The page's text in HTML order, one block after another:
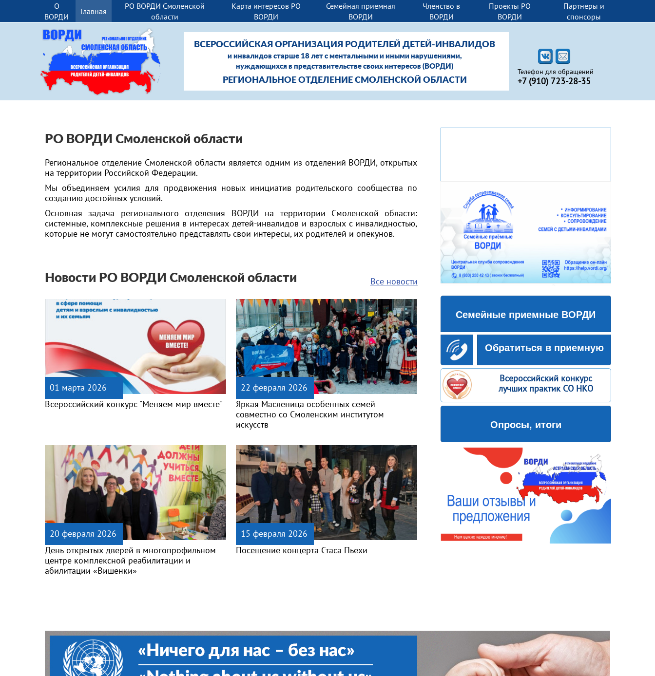
О
ВОРДИ
Главная
РО ВОРДИ Смоленской
области
Карта интересов РО
ВОРДИ
Семейная приемная
ВОРДИ
Членство в
ВОРДИ
Проекты РО
ВОРДИ
Партнеры и
спонсоры
Телефон для обращений
+7 (910) 723-28-35
ВСЕРОССИЙСКАЯ ОРГАНИЗАЦИЯ РОДИТЕЛЕЙ ДЕТЕЙ-ИНВАЛИДОВ
и инвалидов старше 18 лет с ментальными и иными нарушениями,
нуждающихся в представительстве своих интересов (ВОРДИ)
РЕГИОНАЛЬНОЕ ОТДЕЛЕНИЕ СМОЛЕНСКОЙ ОБЛАСТИ
Новости РО ВОРДИ Смоленской области
Всероссийский конкурс
лучших практик СО НКО
Опросы, итоги
РО ВОРДИ Смоленской области
Региональное отделение Смоленской области является одним из отделений ВОРДИ, открытых
на территории Российской Федерации.
Мы объединяем усилия для продвижения новых инициатив родительского сообщества по
созданию достойных условий.
Основная задача регионального отделения ВОРДИ на территории Смоленской области:
системные, комплексные решения в интересах детей-инвалидов и взрослых с инвалидностью,
которые не могут самостоятельно представлять свои интересы, их родителей и опекунов.
Все новости
Семейные приемные ВОРДИ
Обратиться в приемную
01 марта 2026
Всероссийский конкурс "Меняем мир вместе"
22 февраля 2026
Яркая Масленица особенных семей
совместно со Смоленским институтом
искусств
20 февраля 2026
День открытых дверей в многопрофильном
центре комплексной реабилитации и
абилитации «Вишенки»
15 февраля 2026
Посещение концерта Стаса Пьехи